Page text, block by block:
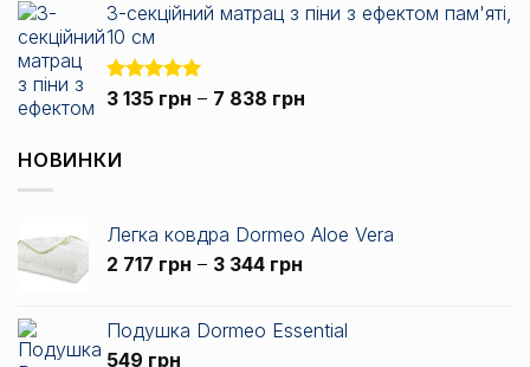
672 грн.
3-секційний матрац з піни з ефектом пам'яті,
10 см
Оцінено в
з 5
3 135 грн – 7 838 грн
до
7
НОВИНКИ
Легка ковдра Dormeo Aloe Vera
2 717 грн – 3 344 грн
2
Подушка Dormeo Essential
549 грн